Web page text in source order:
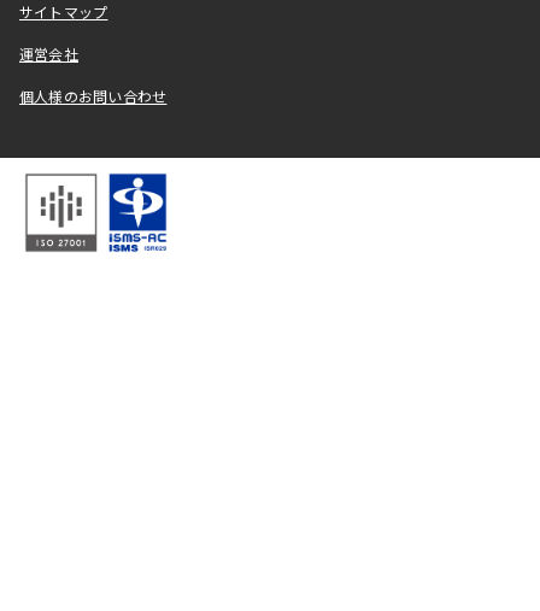
サイトマップ
運営会社
個人様のお問い合わせ